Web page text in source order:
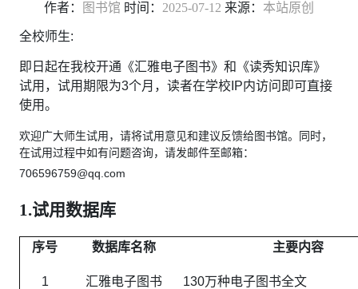
作者： 图书馆 时间： 2025-07-12 来源： 本站原创
全校师生:
即日起在我校开通《汇雅电子图书》和《读秀知识库》
试用，试用期限为3个月，读者在学校IP内访问即可直接
使用。
欢迎广大师生试用，请将试用意见和建议反馈给图书馆。同时，
在试用过程中如有问题咨询，请发邮件至邮箱：
706596759@qq.com
1.试用数据库
序号 数据库名称 主要内容
1 汇雅电子图书 130万种电子图书全文